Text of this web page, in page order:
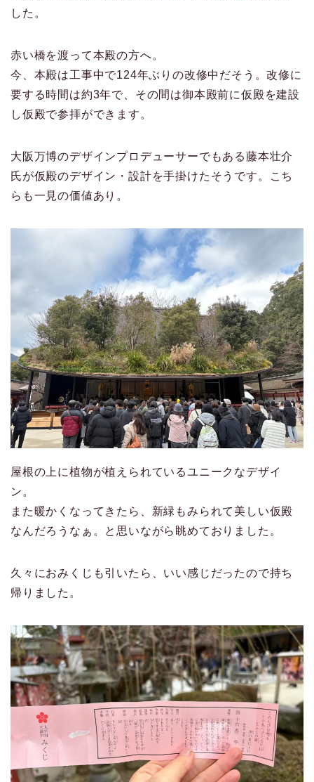
した。
赤い橋を渡って本殿の方へ。
今、本殿は工事中で124年ぶりの改修中だそう。改修に
要する時間は約3年で、その間は御本殿前に仮殿を建設
し仮殿で参拝ができます。
大阪万博のデザインプロデューサーでもある藤本壮介
氏が仮殿のデザイン・設計を手掛けたそうです。こち
らも一見の価値あり。
屋根の上に植物が植えられているユニークなデザイ
ン。
また暖かくなってきたら、新緑もみられて美しい仮殿
なんだろうなぁ。と思いながら眺めておりました。
久々におみくじも引いたら、いい感じだったので持ち
帰りました。